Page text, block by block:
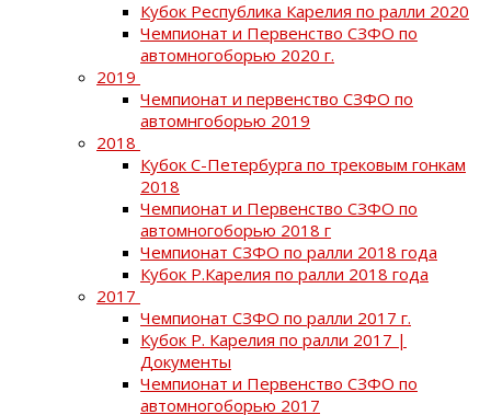
Кубок Республика Карелия по ралли 2020
Чемпионат и Первенство СЗФО по
автомногоборью 2020 г.
2019
Чемпионат и первенство СЗФО по
автомнгоборью 2019
2018
Кубок С-Петербурга по трековым гонкам
2018
Чемпионат и Первенство СЗФО по
автомногоборью 2018 г
Чемпионат СЗФО по ралли 2018 года
Кубок Р.Карелия по ралли 2018 года
2017
Чемпионат СЗФО по ралли 2017 г.
Кубок Р. Карелия по ралли 2017 |
Документы
Чемпионат и Первенство СЗФО по
автомногоборью 2017